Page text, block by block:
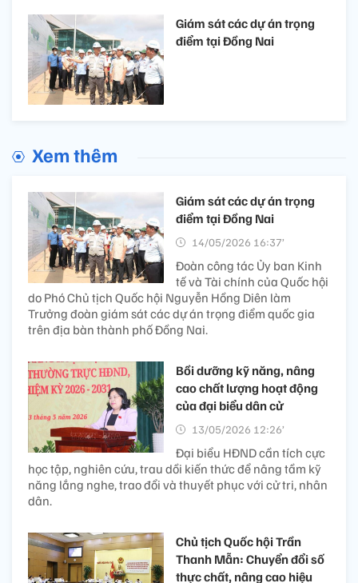
Giám sát các dự án trọng
điểm tại Đồng Nai
Xem thêm
Giám sát các dự án trọng
điểm tại Đồng Nai
14/05/2026 16:37’
Đoàn công tác Ủy ban Kinh
tế và Tài chính của Quốc hội
do Phó Chủ tịch Quốc hội Nguyễn Hồng Diên làm
Trưởng đoàn giám sát các dự án trọng điểm quốc gia
trên địa bàn thành phố Đồng Nai.
Bồi dưỡng kỹ năng, nâng
cao chất lượng hoạt động
của đại biểu dân cử
13/05/2026 12:26’
Đại biểu HĐND cần tích cực
học tập, nghiên cứu, trau dồi kiến thức để nâng tầm kỹ
năng lắng nghe, trao đổi và thuyết phục với cử tri, nhân
dân.
Chủ tịch Quốc hội Trần
Thanh Mẫn: Chuyển đổi số
thực chất, nâng cao hiệu